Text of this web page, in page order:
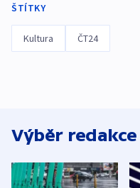
ŠTÍTKY
Kultura ČT24
Výběr redakce